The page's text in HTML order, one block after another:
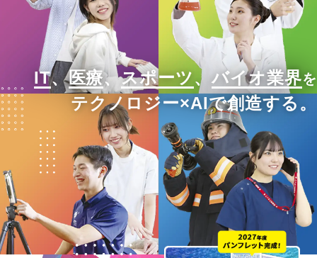
IT、医療、スポーツ、バイオ業界を
テクノロジー×AIで創造する。